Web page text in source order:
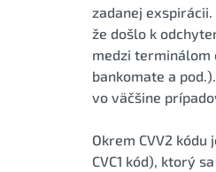
zadanej
že došlo k
medzi terminálom
bankomate a
vo väčšine
Okrem CVV2
CVC1 kód), ktorý